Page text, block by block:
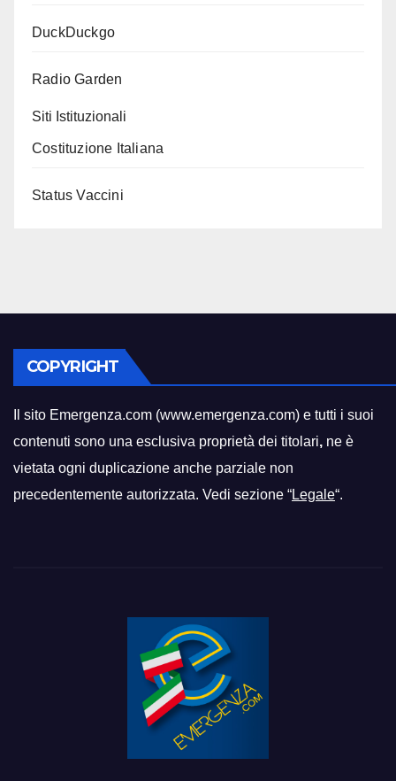
DuckDuckgo
Radio Garden
Siti Istituzionali
Costituzione Italiana
Status Vaccini
COPYRIGHT
Il sito Emergenza.com (www.emergenza.com) e tutti i suoi
contenuti sono una esclusiva proprietà dei titolari, ne è
vietata ogni duplicazione anche parziale non
precedentemente autorizzata. Vedi sezione “Legale“.